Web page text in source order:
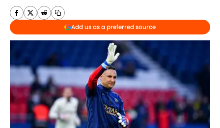
Add us as a preferred source